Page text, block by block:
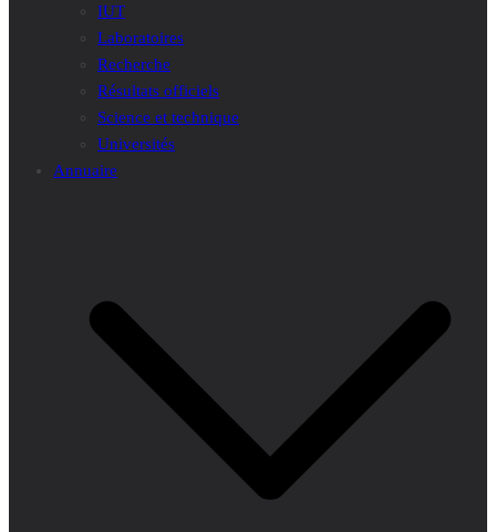
IUT
Laboratoires
Recherche
Résultats officiels
Science et technique
Universités
Annuaire